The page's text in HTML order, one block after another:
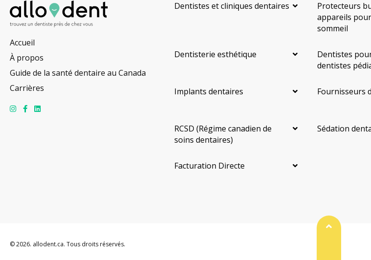
Accueil
À propos
Guide de la santé dentaire au Canada
Carrières
Dentistes et cliniques dentaires
Protecteurs
appareils
sommeil
Dentisterie esthétique
Dentistes
dentistes
Implants dentaires Fournisseurs
RCSD (Régime canadien de
soins dentaires)
Sédation
Facturation Directe
© 2026. allodent.ca. Tous droits réservés.
Haut de